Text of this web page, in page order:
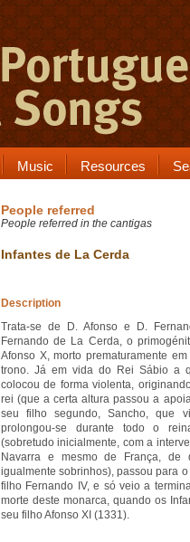
Music Resources
People referred
People referred in the cantigas
Infantes de La Cerda
Description
Trata-se de D. Afonso e D.
Fernando de La Cerda, o
Afonso X, morto prematuramente
trono. Já em vida do Rei Sábio a
colocou de forma violenta,
rei (que a certa altura passou a
seu filho segundo, Sancho, que
prolongou-se durante todo o
(sobretudo inicialmente, com a
Navarra e mesmo de França, de
igualmente sobrinhos), passou para
filho Fernando IV, e só veio a
morte deste monarca, quando os
seu filho Afonso XI (1331).